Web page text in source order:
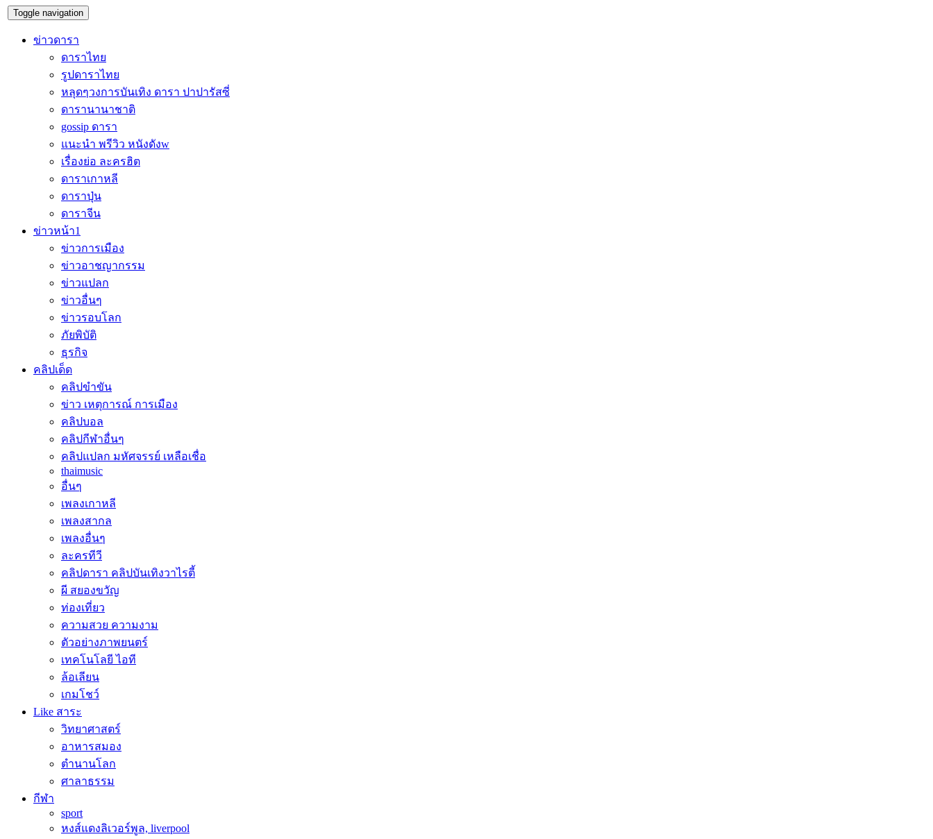
Toggle navigation
ข่าวดารา
ดาราไทย
รูปดาราไทย
หลุดๆวงการบันเทิง ดารา ปาปารัสซี่
ดารานานาชาติ
gossip ดารา
แนะนำ พรีวิว หนังดังw
เรื่องย่อ ละครฮิต
ดาราเกาหลี
ดาราปุ่น
ดาราจีน
ข่าวหน้า1
ข่าวการเมือง
ข่าวอาชญากรรม
ข่าวแปลก
ข่าวอื่นๆ
ข่าวรอบโลก
ภัยพิบัติ
ธุรกิจ
คลิปเด็ด
คลิปขำขัน
ข่าว เหตุการณ์ การเมือง
คลิปบอล
คลิปกีฬาอื่นๆ
คลิปแปลก มหัศจรรย์ เหลือเชื่อ
thaimusic
อื่นๆ
เพลงเกาหลี
เพลงสากล
เพลงอื่นๆ
ละครทีวี
คลิปดารา คลิปบันเทิงวาไรตี้
ผี สยองขวัญ
ท่องเที่ยว
ความสวย ความงาม
ตัวอย่างภาพยนตร์
เทคโนโลยี ไอที
ล้อเลียน
เกมโชว์
Like สาระ
วิทยาศาสตร์
อาหารสมอง
ตำนานโลก
ศาลาธรรม
กีฬา
sport
หงส์แดงลิเวอร์พูล, liverpool